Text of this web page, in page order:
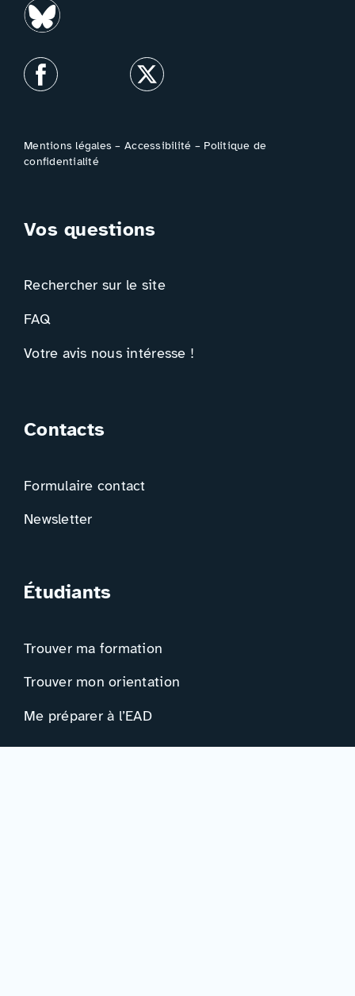
Mentions légales –Accessibilité – Politique de
confidentialité
Vos questions
Rechercher sur le site
FAQ
Votre avis nous intéresse !
Contacts
Formulaire contact
Newsletter
Étudiants
Trouver ma formation
Trouver mon orientation
Me préparer à l’EAD